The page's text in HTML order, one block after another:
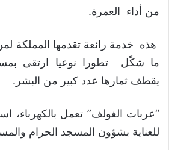
من أداء العمرة.
هذه خدمة رائعة تقدمها المملكة
ما شكًل تطورا نوعيا ارتقى
يقطف ثمارها عدد كبير من البشر.
“عربات الغولف” تعمل بالكهرباء،
للعناية بشؤون المسجد الحرام